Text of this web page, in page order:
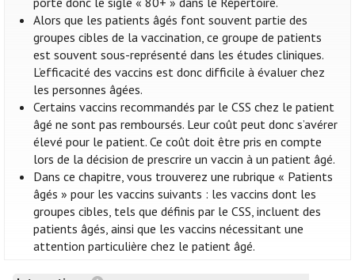
Alors que les patients âgés font souvent partie des
groupes cibles de la vaccination, ce groupe de patients
est souvent sous-représenté dans les études cliniques.
L’efficacité des vaccins est donc difficile à évaluer chez
les personnes âgées.
Certains vaccins recommandés par le CSS chez le patient
âgé ne sont pas remboursés. Leur coût peut donc s’avérer
élevé pour le patient. Ce coût doit être pris en compte
lors de la décision de prescrire un vaccin à un patient âgé.
Dans ce chapitre, vous trouverez une rubrique « Patients
âgés » pour les vaccins suivants : les vaccins dont les
groupes cibles, tels que définis par le CSS, incluent des
patients âgés, ainsi que les vaccins nécessitant une
attention particulière chez le patient âgé.